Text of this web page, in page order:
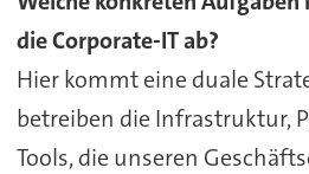
die Corporate-IT ab?
Hier kommt eine duale
betreiben die Infrastruktur,
Tools, die unseren